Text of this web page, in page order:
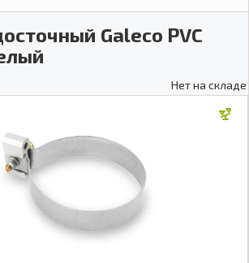
Galeco PVC
Нет на складе